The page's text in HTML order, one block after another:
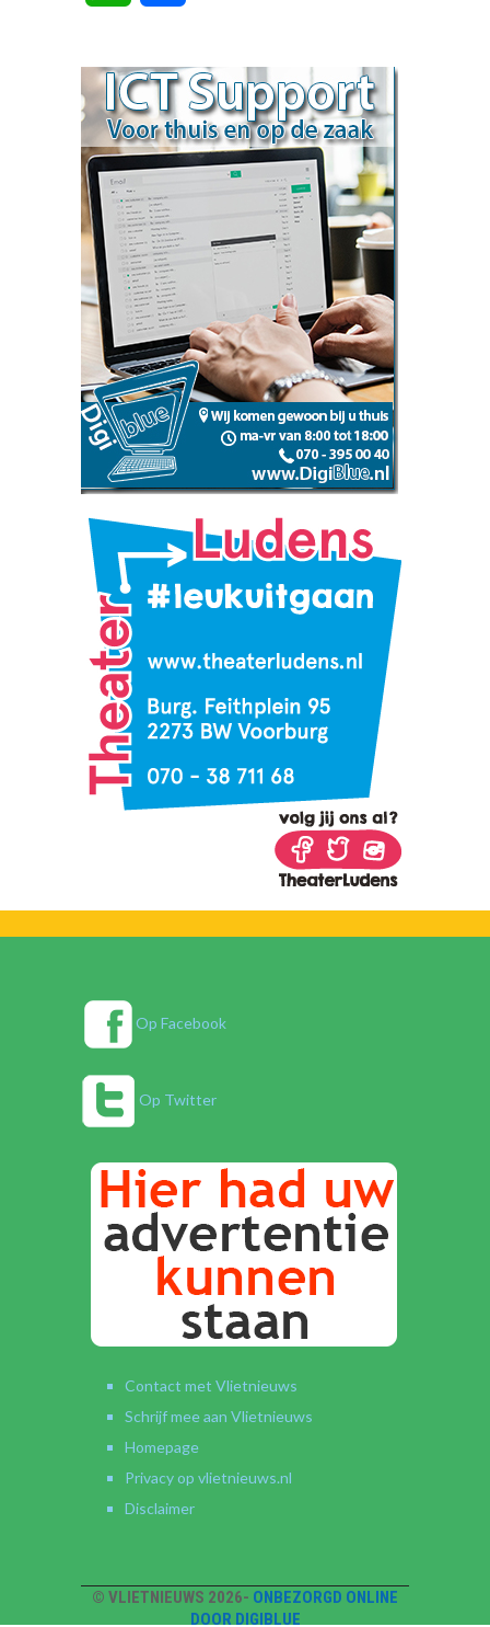
Op Facebook
Op Twitter
Contact met Vlietnieuws
Schrijf mee aan Vlietnieuws
Homepage
Privacy op vlietnieuws.nl
Disclaimer
© VLIETNIEUWS 2026- ONBEZORGD ONLINE
DOOR DIGIBLUE